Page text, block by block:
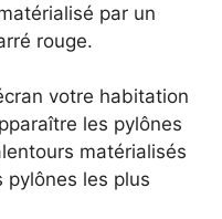
par un
rouge.
votre habitation
les pylônes
matérialisés
pylônes les plus